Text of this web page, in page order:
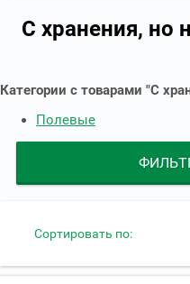
С хранения, но
Категории с товарами "С
Полевые
Сортировать по: